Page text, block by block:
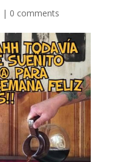
| 0 comments